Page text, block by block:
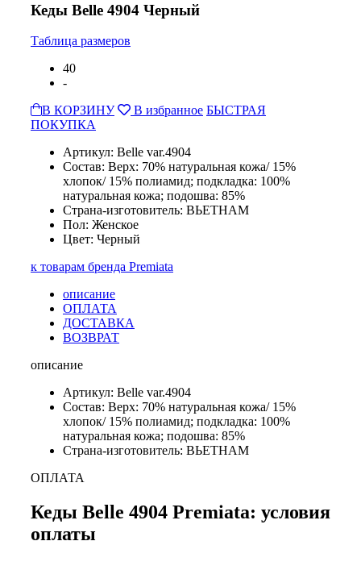
Кеды Belle 4904 Черный
Таблица размеров
40
-
В КОРЗИНУ
В избранное БЫСТРАЯ
ПОКУПКА
Артикул: Belle var.4904
Состав: Верх: 70% натуральная кожа/ 15%
хлопок/ 15% полиамид; подкладка: 100%
натуральная кожа; подошва: 85%
Страна-изготовитель: ВЬЕТНАМ
Пол: Женское
Цвет: Черный
к товарам бренда Premiata
описание
ОПЛАТА
ДОСТАВКА
ВОЗВРАТ
описание
Артикул: Belle var.4904
Состав: Верх: 70% натуральная кожа/ 15%
хлопок/ 15% полиамид; подкладка: 100%
натуральная кожа; подошва: 85%
Страна-изготовитель: ВЬЕТНАМ
ОПЛАТА
Кеды Belle 4904 Premiata: условия
оплаты